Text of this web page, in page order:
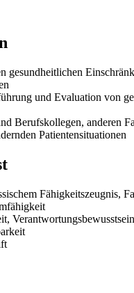
Medizin, Gesundheitswesen,